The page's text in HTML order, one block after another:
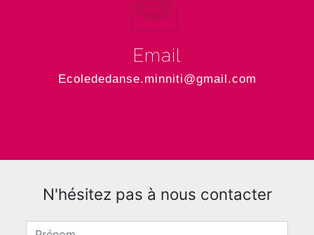
Email
ecolededanse.minniti@gmail.com
N'hésitez pas à nous contacter